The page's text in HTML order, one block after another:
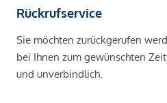
Rückrufservice
Sie möchten zurückgerufen
bei Ihnen zum gewünschten
und unverbindlich.